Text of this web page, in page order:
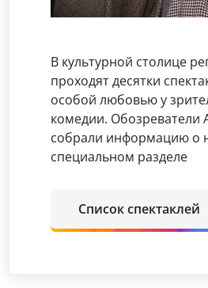
В культурной столице
проходят десятки
особой любовью у
комедии.
собрали информацию о
специальном разделе
Список спектаклей